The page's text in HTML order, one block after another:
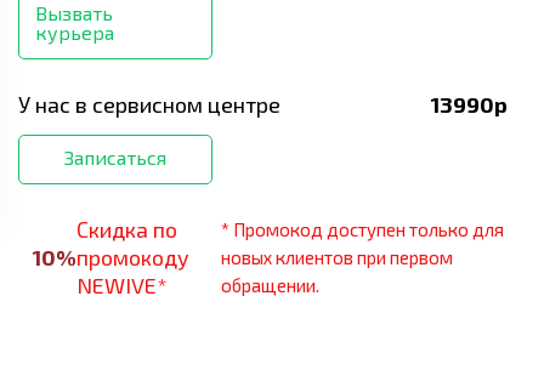
Вызвать
курьера
У нас в сервисном центре 13990р
Записаться
10%
Скидка по
промокоду
NEWIVE*
* Промокод доступен только для
новых клиентов при первом
обращении.